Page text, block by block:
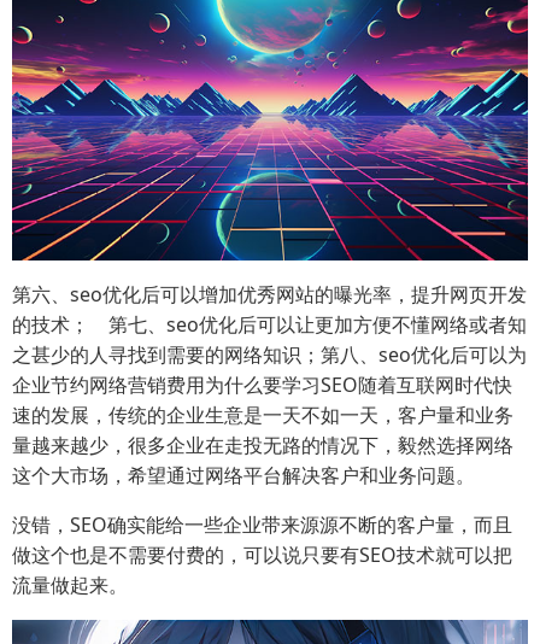
第六、seo优化后可以增加优秀网站的曝光率，提升网页开发
的技术； 第七、seo优化后可以让更加方便不懂网络或者知
之甚少的人寻找到需要的网络知识；第八、seo优化后可以为
企业节约网络营销费用为什么要学习SEO随着互联网时代快
速的发展，传统的企业生意是一天不如一天，客户量和业务
量越来越少，很多企业在走投无路的情况下，毅然选择网络
这个大市场，希望通过网络平台解决客户和业务问题。
没错，SEO确实能给一些企业带来源源不断的客户量，而且
做这个也是不需要付费的，可以说只要有SEO技术就可以把
流量做起来。